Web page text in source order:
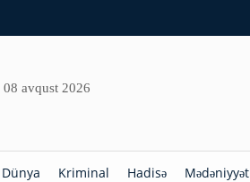
08 avqust 2026
Dünya Kriminal Hadisə Mədəniyyət